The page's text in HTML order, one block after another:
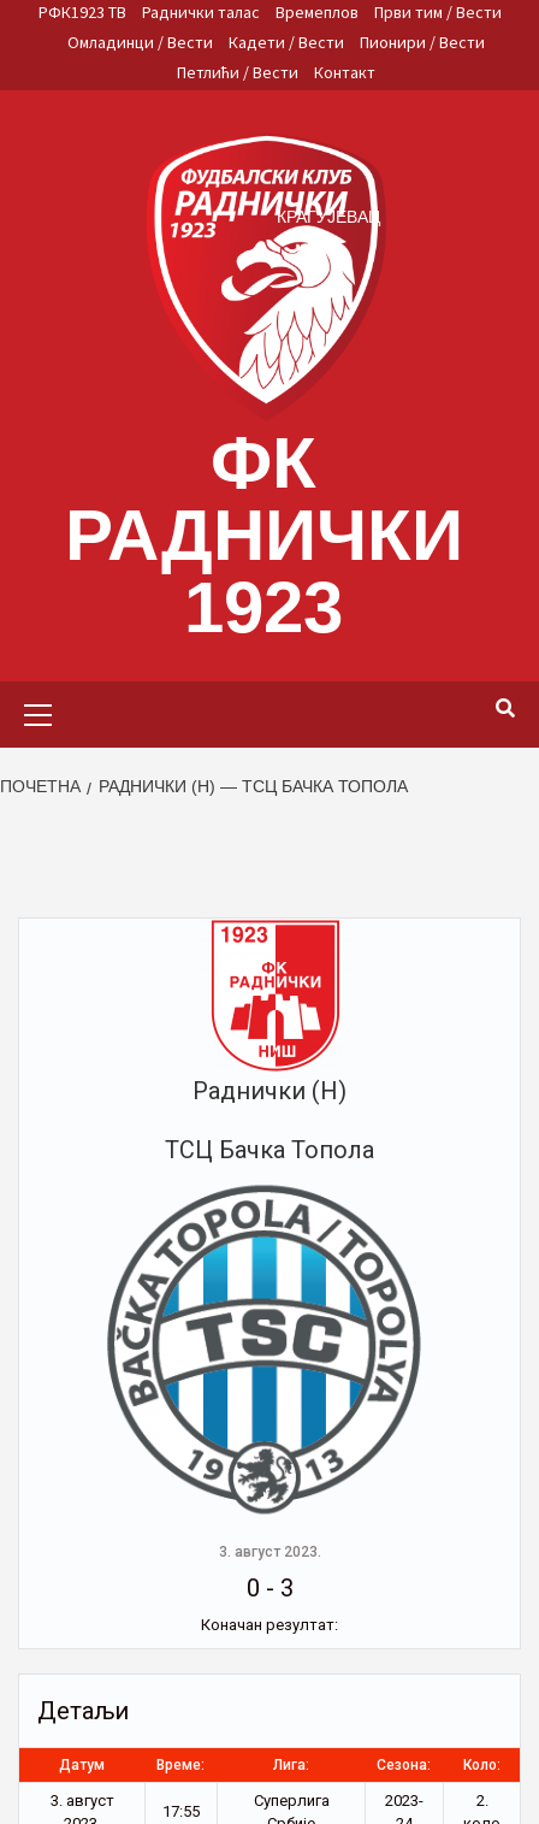
РФК1923 ТВ Раднички талас Времеплов
Први тим / Вести
Омладинци / Вести
Кадети / Вести
Пионири / Вести
Петлићи / Вести
Контакт
ФК
РАДНИЧКИ
1923
КРАГУЈЕВАЦ
ПОЧЕТНА РАДНИЧКИ (Н) — ТСЦ БАЧКА ТОПОЛА
Раднички (Н)
ТСЦ Бачка Топола
3. август 2023.
0 - 3
Коначан резултат:
Детаљи
Датум Време: Лига: Сезона: Коло:
3. август
17:55
Суперлига
2023-
2.